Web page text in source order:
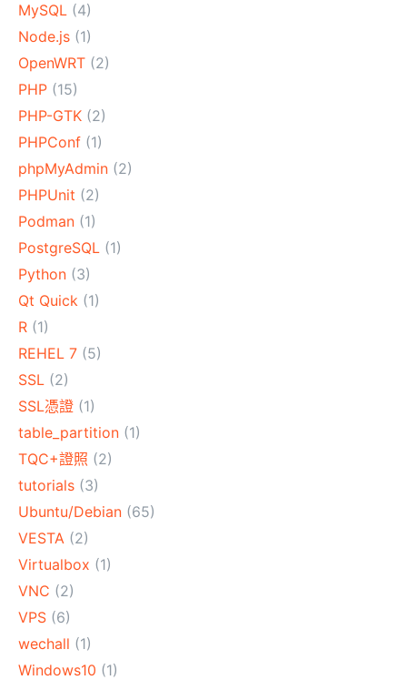
MySQL (4)
Node.js (1)
OpenWRT (2)
PHP (15)
PHP-GTK (2)
PHPConf (1)
phpMyAdmin (2)
PHPUnit (2)
Podman (1)
PostgreSQL (1)
Python (3)
Qt Quick (1)
R (1)
REHEL 7 (5)
SSL (2)
SSL憑證 (1)
table_partition (1)
TQC+證照 (2)
tutorials (3)
Ubuntu/Debian (65)
VESTA (2)
Virtualbox (1)
VNC (2)
VPS (6)
wechall (1)
Windows10 (1)